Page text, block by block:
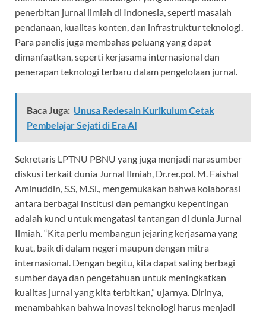
penerbitan jurnal ilmiah di Indonesia, seperti masalah
pendanaan, kualitas konten, dan infrastruktur teknologi.
Para panelis juga membahas peluang yang dapat
dimanfaatkan, seperti kerjasama internasional dan
penerapan teknologi terbaru dalam pengelolaan jurnal.
Baca Juga: Unusa Redesain Kurikulum Cetak
Pembelajar Sejati di Era AI
Sekretaris LPTNU PBNU yang juga menjadi narasumber
diskusi terkait dunia Jurnal Ilmiah, Dr.rer.pol. M. Faishal
Aminuddin, S.S, M.Si., mengemukakan bahwa kolaborasi
antara berbagai institusi dan pemangku kepentingan
adalah kunci untuk mengatasi tantangan di dunia Jurnal
Ilmiah. “Kita perlu membangun jejaring kerjasama yang
kuat, baik di dalam negeri maupun dengan mitra
internasional. Dengan begitu, kita dapat saling berbagi
sumber daya dan pengetahuan untuk meningkatkan
kualitas jurnal yang kita terbitkan,” ujarnya. Dirinya,
menambahkan bahwa inovasi teknologi harus menjadi